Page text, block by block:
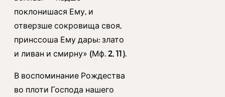
поклонишася Ему, и
отверзше сокровища своя,
принссоша Ему дары: злато
и ливан и смирну» (Мф. 2, 11).
В воспоминание Рождества
во плоти Господа нашего